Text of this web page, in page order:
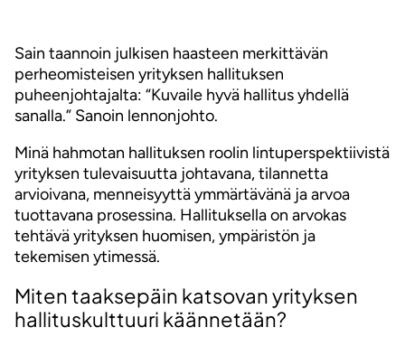
Sain taannoin julkisen haasteen merkittävän
perheomisteisen yrityksen hallituksen
puheenjohtajalta: “Kuvaile hyvä hallitus yhdellä
sanalla.” Sanoin lennonjohto.
Minä hahmotan hallituksen roolin lintuperspektiivistä
yrityksen tulevaisuutta johtavana, tilannetta
arvioivana, menneisyyttä ymmärtävänä ja arvoa
tuottavana prosessina. Hallituksella on arvokas
tehtävä yrityksen huomisen, ympäristön ja
tekemisen ytimessä.
Miten taaksepäin katsovan yrityksen
hallituskulttuuri käännetään?